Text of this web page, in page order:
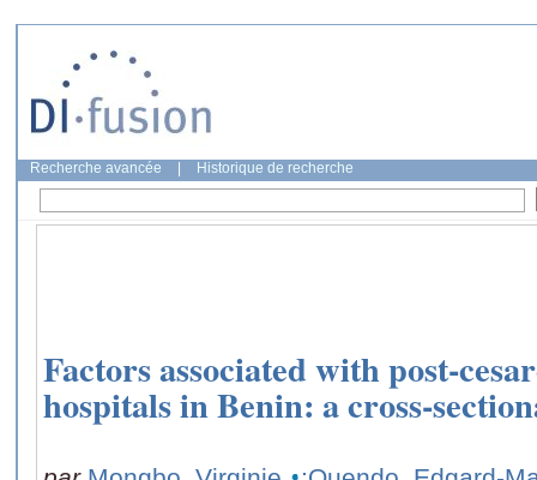
Recherche avancée Historique de recherche
Factors associated with post-
hospitals in Benin: a cross-